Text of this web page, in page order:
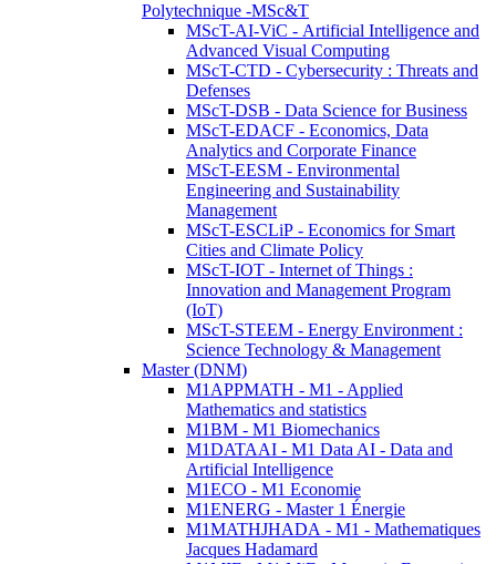
Polytechnique -MSc&T
MScT-AI-ViC - Artificial Intelligence and
Advanced Visual Computing
MScT-CTD - Cybersecurity : Threats and
Defenses
MScT-DSB - Data Science for Business
MScT-EDACF - Economics, Data
Analytics and Corporate Finance
MScT-EESM - Environmental
Engineering and Sustainability
Management
MScT-ESCLiP - Economics for Smart
Cities and Climate Policy
MScT-IOT - Internet of Things :
Innovation and Management Program
(IoT)
MScT-STEEM - Energy Environment :
Science Technology & Management
Master (DNM)
M1APPMATH - M1 - Applied
Mathematics and statistics
M1BM - M1 Biomechanics
M1DATAAI - M1 Data AI - Data and
Artificial Intelligence
M1ECO - M1 Economie
M1ENERG - Master 1 Énergie
M1MATHJHADA - M1 - Mathematiques
Jacques Hadamard